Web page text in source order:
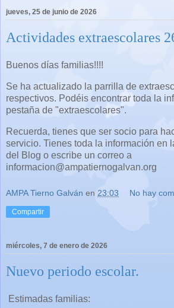
jueves, 25 de junio de 2026
Actividades extraescolares
Buenos días familias!!!!
Se ha actualizado la parrilla de
respectivos. Podéis encontrar toda la
pestaña de "extraescolares".
Recuerda, tienes que ser socio para
servicio. Tienes toda la información en
del Blog o escribe un correo a
informacion@ampatiernogalvan.org
AMPA Tierno Galván en 23:03 No hay
Compartir
miércoles, 7 de enero de 2026
Nuevo periodo escolar.
Estimadas familias: